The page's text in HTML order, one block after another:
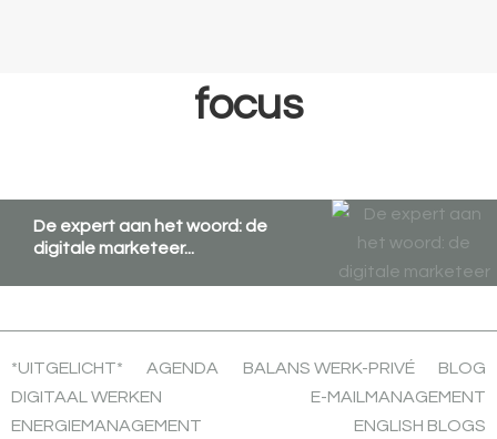
focus
De expert aan het woord: de
digitale marketeer...
*UITGELICHT* AGENDA BALANS WERK-PRIVÉ
BLOG
DIGITAAL WERKEN
E-MAILMANAGEMENT
ENERGIEMANAGEMENT
ENGLISH BLOGS